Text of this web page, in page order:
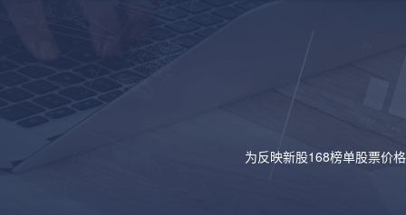
为反映新股168榜单股票价